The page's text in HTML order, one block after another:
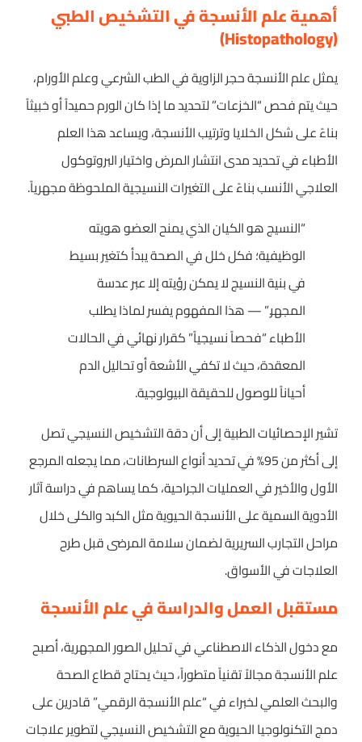
أهمية علم الأنسجة في التشخيص الطبي
(Histopathology)
يمثل علم الأنسجة حجر الزاوية في الطب الشرعي وعلم الأورام،
حيث يتم فحص “الخزعات” لتحديد ما إذا كان الورم حميداً أو خبيثاً
بناءً على شكل الخلايا وترتيب الأنسجة، ويساعد هذا العلم
الأطباء في تحديد مدى انتشار المرض واختيار البروتوكول
العلاجي الأنسب بناءً على التغيرات النسيجية الملحوظة مجهرياً.
“النسيج هو الكيان الذي يمنح العضو هويته
الوظيفية؛ فكل خلل في الصحة يبدأ كتغير بسيط
في بنية النسيج لا يمكن رؤيته إلا عبر عدسة
المجهر.” — هذا المفهوم يفسر لماذا يطلب
الأطباء “فحصاً نسيجياً” كقرار نهائي في الحالات
المعقدة، حيث لا تكفي الأشعة أو تحاليل الدم
أحياناً للوصول للحقيقة البيولوجية.
تشير الإحصائيات الطبية إلى أن دقة التشخيص النسيجي تصل
إلى أكثر من 95% في تحديد أنواع السرطانات، مما يجعله المرجع
الأول والأخير في العمليات الجراحية، كما يساهم في دراسة آثار
الأدوية السمية على الأنسجة الحيوية مثل الكبد والكلى خلال
مراحل التجارب السريرية لضمان سلامة المرضى قبل طرح
العلاجات في الأسواق.
مستقبل العمل والدراسة في علم الأنسجة
مع دخول الذكاء الاصطناعي في تحليل الصور المجهرية، أصبح
علم الأنسجة مجالاً تقنياً متطوراً، حيث يحتاج قطاع الصحة
والبحث العلمي لخبراء في “علم الأنسجة الرقمي” قادرين على
دمج التكنولوجيا الحيوية مع التشخيص النسيجي لتطوير علاجات